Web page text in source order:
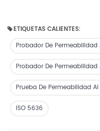
ETIQUETAS CALIENTES:
Probador De Permeabilidad
Probador De Permeabilidad
Prueba De Permeabilidad
ISO 5636